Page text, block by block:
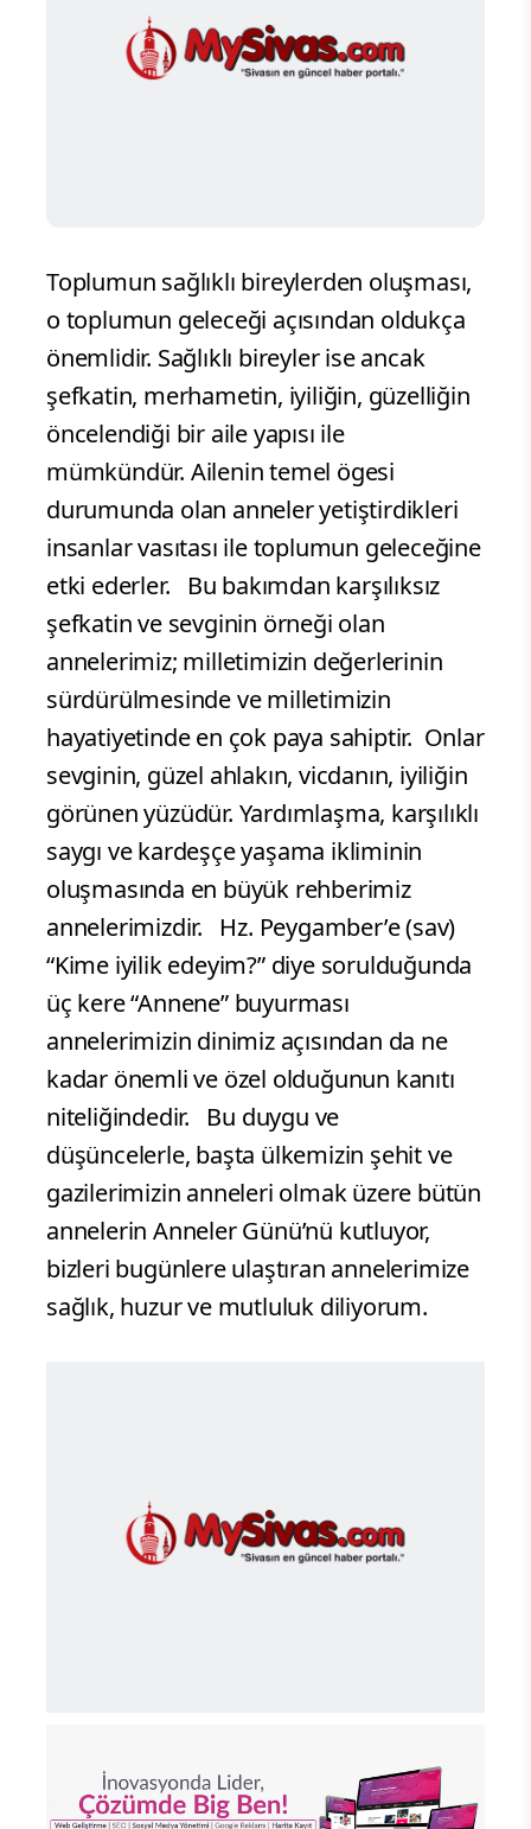
Toplumun sağlıklı bireylerden oluşması,
o toplumun geleceği açısından oldukça
önemlidir. Sağlıklı bireyler ise ancak
şefkatin, merhametin, iyiliğin, güzelliğin
öncelendiği bir aile yapısı ile
mümkündür. Ailenin temel ögesi
durumunda olan anneler yetiştirdikleri
insanlar vasıtası ile toplumun geleceğine
etki ederler. Bu bakımdan karşılıksız
şefkatin ve sevginin örneği olan
annelerimiz; milletimizin değerlerinin
sürdürülmesinde ve milletimizin
hayatiyetinde en çok paya sahiptir. Onlar
sevginin, güzel ahlakın, vicdanın, iyiliğin
görünen yüzüdür. Yardımlaşma, karşılıklı
saygı ve kardeşçe yaşama ikliminin
oluşmasında en büyük rehberimiz
annelerimizdir. Hz. Peygamber’e (sav)
“Kime iyilik edeyim?” diye sorulduğunda
üç kere “Annene” buyurması
annelerimizin dinimiz açısından da ne
kadar önemli ve özel olduğunun kanıtı
niteliğindedir. Bu duygu ve
düşüncelerle, başta ülkemizin şehit ve
gazilerimizin anneleri olmak üzere bütün
annelerin Anneler Günü’nü kutluyor,
bizleri bugünlere ulaştıran annelerimize
sağlık, huzur ve mutluluk diliyorum.